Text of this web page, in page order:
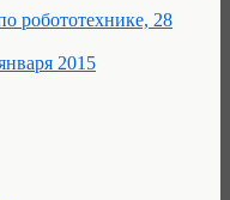
робототехнике, 28
2015